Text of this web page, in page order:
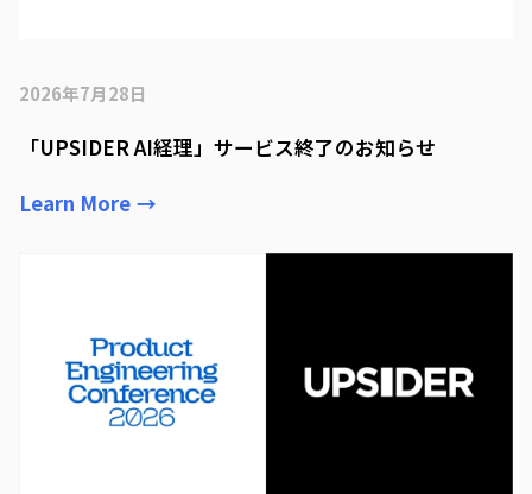
2026年7月28日
「UPSIDER AI経理」サービス終了のお知らせ
Learn More →